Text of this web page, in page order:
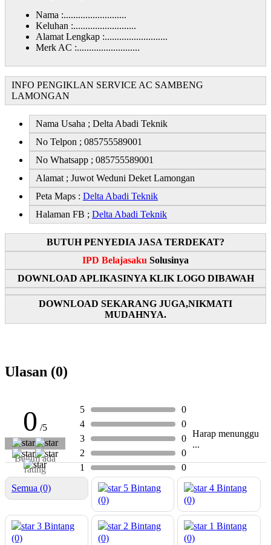
Nama :..........................
Keluhan :..........................
Alamat Lengkap :..........................
Merk AC :..........................
INFO PENGIKLAN SERVICE AC SAMBENG
LAMONGAN
Nama Usaha ; Delta Abadi Teknik
No Telpon ; 085755589001
No Whatsapp ; 085755589001
Alamat ; Juwot Weduni Deket Lamongan
Peta Maps : Delta Abadi Teknik
Halaman FB ; Delta Abadi Teknik
BUTUH PENYEDIA JASA TERDEKAT?
IPD Belajasaku Solusinya
DOWNLOAD APLIKASINYA KLIK LOGO DIBAWAH
DOWNLOAD SEKARANG JUGA,NIKMATI
MUDAHNYA.
Ulasan (0)
0 /5
Belum ada
rating
5
0
4
0
3
0
2
0
1
0
Semua (0)
5 Bintang
(0)
4Bintang
(0)
3 Bintang
(0)
2 Bintang
(0)
1Bintang
(0)
Harap menunggu
...